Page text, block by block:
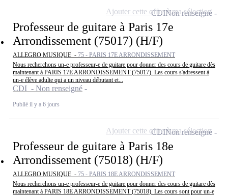
Professeur de guitare à Paris 17e
Arrondissement (75017) (H/F)
ALLEGRO MUSIQUE - 75 - PARIS 17E ARRONDISSEMENT
Nous recherchons un-e professeur-e de guitare pour donner des cours de guitare dès
maintenant à PARIS 17E ARRONDISSEMENT (75017). Les cours s'adressent à
un-e élève adulte qui a un niveau débutant et...
CDI - Non renseigné
Publié il y a 6 jours
CDINon renseigné
Ajouter cette offre à ma sélection
Professeur de guitare à Paris 18e
Arrondissement (75018) (H/F)
ALLEGRO MUSIQUE - 75 - PARIS 18E ARRONDISSEMENT
Nous recherchons un-e professeur-e de guitare pour donner des cours de guitare dès
maintenant à PARIS 18E ARRONDISSEMENT (75018). Les cours sont pour un-e
CDINon renseigné
Ajouter cette offre à ma sélection